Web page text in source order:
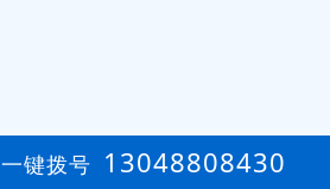
一键拨号 13048808430